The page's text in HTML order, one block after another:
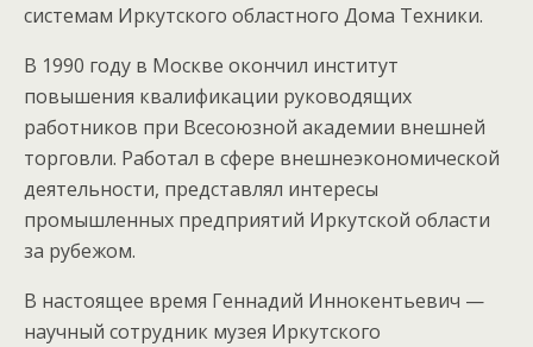
системам Иркутского областного Дома Техники.
В 1990 году в Москве окончил институт
повышения квалификации руководящих
работников при Всесоюзной академии внешней
торговли. Работал в сфере внешнеэкономической
деятельности, представлял интересы
промышленных предприятий Иркутской области
за рубежом.
В настоящее время Геннадий Иннокентьевич —
научный сотрудник музея Иркутского